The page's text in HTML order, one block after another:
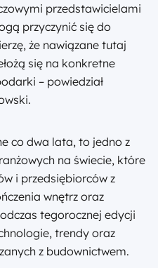
przedstawicielami
przyczynić się do
że nawiązane tutaj
się na konkretne
– powiedział
co dwa lata, to jedno z
na świecie, które
i przedsiębiorców z
wnętrz oraz
tegorocznej edycji
trendy oraz
z budownictwem.